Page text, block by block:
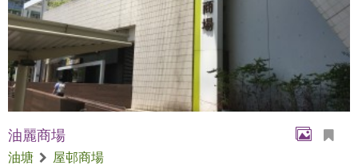
油麗商場
油塘
屋邨商場